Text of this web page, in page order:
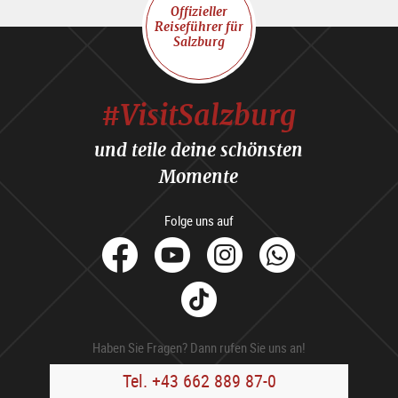
Offizieller
Reiseführer für
Salzburg
#VisitSalzburg
und teile deine schönsten
Momente
Folge uns auf
facebook
YoutubeInstagram
Tik
Tok
Haben Sie Fragen? Dann rufen Sie uns an!
Tel. +43 662 889 87-0